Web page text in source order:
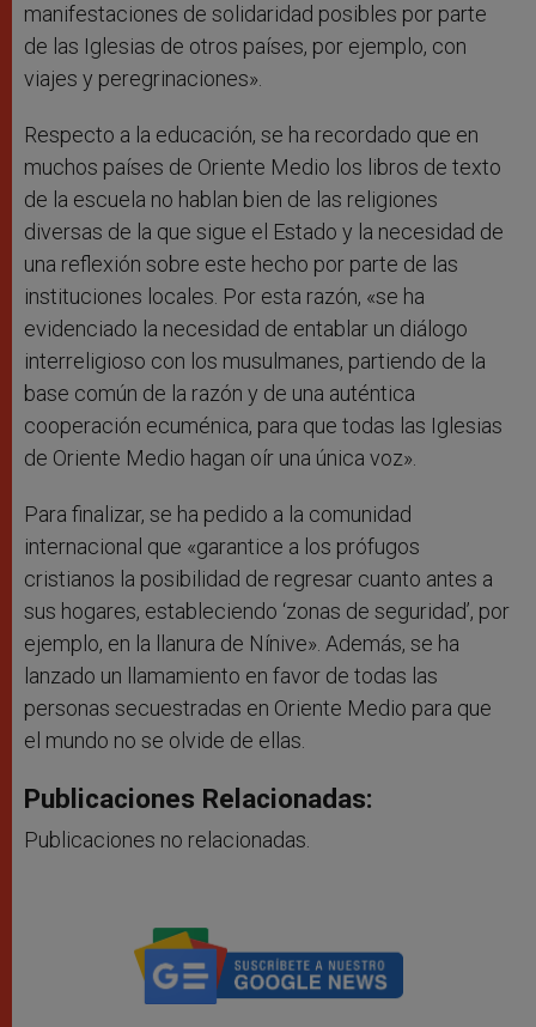
manifestaciones de solidaridad posibles por parte
de las Iglesias de otros países, por ejemplo, con
viajes y peregrinaciones».
Respecto a la educación, se ha recordado que en
muchos países de Oriente Medio los libros de texto
de la escuela no hablan bien de las religiones
diversas de la que sigue el Estado y la necesidad de
una reflexión sobre este hecho por parte de las
instituciones locales. Por esta razón, «se ha
evidenciado la necesidad de entablar un diálogo
interreligioso con los musulmanes, partiendo de la
base común de la razón y de una auténtica
cooperación ecuménica, para que todas las Iglesias
de Oriente Medio hagan oír una única voz».
Para finalizar, se ha pedido a la comunidad
internacional que «garantice a los prófugos
cristianos la posibilidad de regresar cuanto antes a
sus hogares, estableciendo ‘zonas de seguridad’, por
ejemplo, en la llanura de Nínive». Además, se ha
lanzado un llamamiento en favor de todas las
personas secuestradas en Oriente Medio para que
el mundo no se olvide de ellas.
Publicaciones Relacionadas:
Publicaciones no relacionadas.